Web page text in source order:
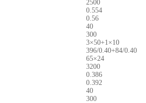
2500
0.554
0.56
40
300
3×50+1×10
396/0.40+84/0.40
65×24
3200
0.386
0.392
40
300